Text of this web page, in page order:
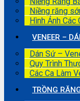
Niềng răng
Hình Ảnh Các
VENEER –
Dán Sứ –
Quy Trình
Các Ca Làm
TRỒNG